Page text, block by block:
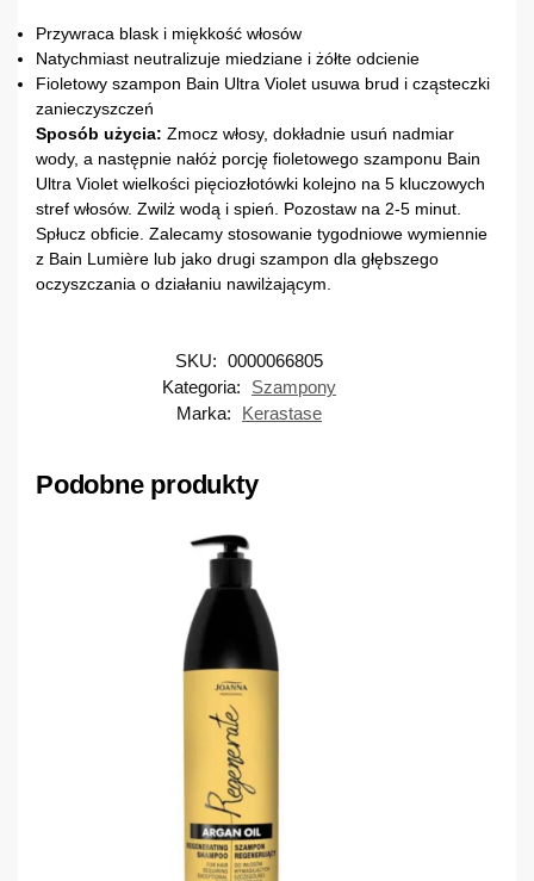
Przywraca blask i miękkość włosów
Natychmiast neutralizuje miedziane i żółte odcienie
Fioletowy szampon Bain Ultra Violet usuwa brud i cząsteczki
zanieczyszczeń
Sposób użycia: Zmocz włosy, dokładnie usuń nadmiar
wody, a następnie nałóż porcję fioletowego szamponu Bain
Ultra Violet wielkości pięciozłotówki kolejno na 5 kluczowych
stref włosów. Zwilż wodą i spień. Pozostaw na 2-5 minut.
Spłucz obficie. Zalecamy stosowanie tygodniowe wymiennie
z Bain Lumière lub jako drugi szampon dla głębszego
oczyszczania o działaniu nawilżającym.
SKU: 0000066805
Kategoria:
Szampony
Marka:
Kerastase
Podobne produkty